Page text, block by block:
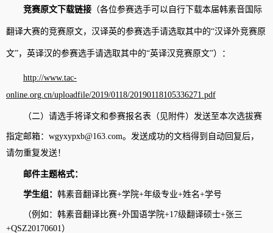
竞赛原文下载链接 （各位参赛选手可以 自行 下载本届韩素音国际
翻译大赛的竞赛原文，汉译英的参赛选手请选取其中的“汉译外竞赛原
文”，英译汉的参赛选手请选取其中的“英译汉竞赛原文”）：
http://www.tac-
online.org.cn/uploadfile/2019/0118/20190118105336271.pdf
（二）请选手将译文和参赛报名表（见附件） 发送至本次选拔赛
指定邮箱： wgyxypxb@163.com。 发送成功的文档得到自动回复后，
请勿重复发送！
邮件主题格式：
学生组： 韩素音翻译比赛+学院+年级专业+姓名+学号
（例如：韩素音翻译比赛+外国语学院+17级翻译硕士+张三
+QSZ20170601）